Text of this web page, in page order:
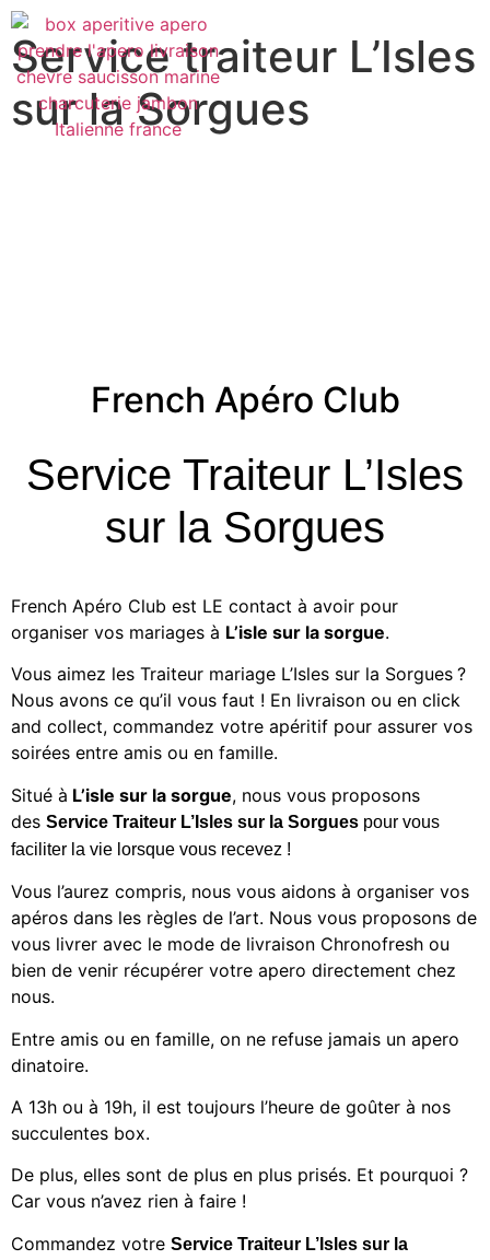
Service traiteur L’Isles
sur la Sorgues
French Apéro Club
Service Traiteur L’Isles
sur la Sorgues
French Apéro Club est LE contact à avoir pour
organiser vos mariages à L’isle sur la sorgue.
Vous aimez les Traiteur mariage L’Isles sur la Sorgues ?
Nous avons ce qu’il vous faut ! En livraison ou en click
and collect, commandez votre apéritif pour assurer vos
soirées entre amis ou en famille.
Situé à L’isle sur la sorgue, nous vous proposons
des Service Traiteur L’Isles sur la Sorgues pour vous
faciliter la vie lorsque vous recevez !
Vous l’aurez compris, nous vous aidons à organiser vos
apéros dans les règles de l’art. Nous vous proposons de
vous livrer avec le mode de livraison Chronofresh ou
bien de venir récupérer votre apero directement chez
nous.
Entre amis ou en famille, on ne refuse jamais un apero
dinatoire.
A 13h ou à 19h, il est toujours l’heure de goûter à nos
succulentes box.
De plus, elles sont de plus en plus prisés. Et pourquoi ?
Car vous n’avez rien à faire !
Commandez votre Service Traiteur L’Isles sur la